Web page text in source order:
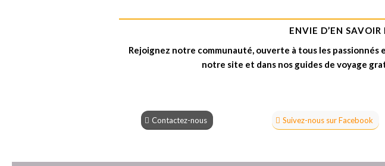
ENVIE D’EN
Rejoignez notre communauté, ouverte à tous les
notre site et dans nos guides de voyage
Contactez-nous Suivez-nous sur Facebook